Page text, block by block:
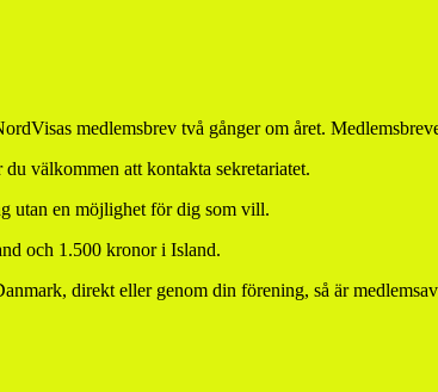
medlemsbrev två gånger om året.
välkommen att kontakta sekretariatet.
utan en möjlighet för dig som vill.
och 1.500 kronor i Island.
direkt eller genom din förening, så är